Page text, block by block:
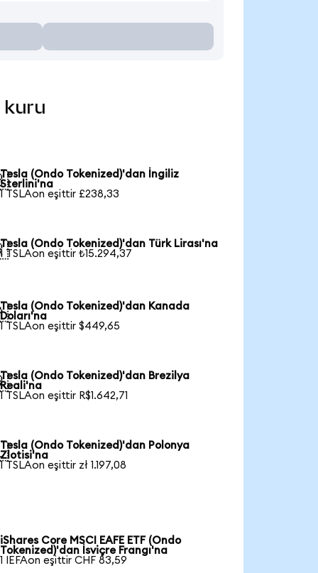
kuru
Tesla (Ondo Tokenized)'dan İngiliz
Sterlini'na
1 TSLAon eşittir £238,33
Tesla (Ondo Tokenized)'dan Türk Lirası'na
1 TSLAon eşittir ₺15.294,37
Tesla (Ondo Tokenized)'dan Kanada
Doları'na
1 TSLAon eşittir $449,65
Tesla (Ondo Tokenized)'dan Brezilya
Reali'na
1 TSLAon eşittir R$1.642,71
Tesla (Ondo Tokenized)'dan Polonya
Zlotisi'na
1 TSLAon eşittir zł 1.197,08
iShares Core MSCI EAFE ETF (Ondo
Tokenized)'dan İsviçre Frangı'na
1 IEFAon eşittir CHF 83,59